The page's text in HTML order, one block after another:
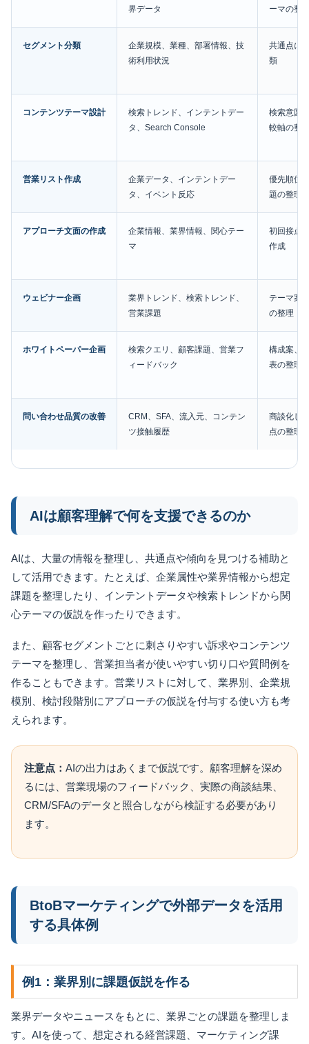
界データ
ーマの整
セグメント分類
企業規模、業種、部署情報、技
術利用状況
共通点に
類
コンテンツテーマ設計
検索トレンド、インテントデー
タ、Search Console
検索意図
較軸の整
営業リスト作成
企業データ、インテントデー
タ、イベント反応
優先順位
題の整理
アプローチ文面の作成
企業情報、業界情報、関心テー
マ
初回接点
作成
ウェビナー企画
業界トレンド、検索トレンド、
営業課題
テーマ案
の整理
ホワイトペーパー企画
検索クエリ、顧客課題、営業フ
ィードバック
構成案、
表の整理
問い合わせ品質の改善
CRM、SFA、流入元、コンテン
ツ接触履歴
商談化し
点の整理
AIは顧客理解で何を支援できるのか
AIは、大量の情報を整理し、共通点や傾向を見つける補助と
して活用できます。たとえば、企業属性や業界情報から想定
課題を整理したり、インテントデータや検索トレンドから関
心テーマの仮説を作ったりできます。
また、顧客セグメントごとに刺さりやすい訴求やコンテンツ
テーマを整理し、営業担当者が使いやすい切り口や質問例を
作ることもできます。営業リストに対して、業界別、企業規
模別、検討段階別にアプローチの仮説を付与する使い方も考
えられます。
注意点： AIの出力はあくまで仮説です。顧客理解を深め
るには、営業現場のフィードバック、実際の商談結果、
CRM/SFAのデータと照合しながら検証する必要があり
ます。
BtoBマーケティングで外部データを活用
する具体例
例1：業界別に課題仮説を作る
業界データやニュースをもとに、業界ごとの課題を整理しま
す。AIを使って、想定される経営課題、マーケティング課